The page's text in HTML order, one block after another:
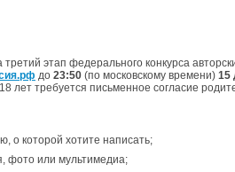
этап федерального конкурса
до 23:50 (по московскому времени) 15
лет требуется письменное согласие
о которой хотите написать;
фото или мультимедиа;